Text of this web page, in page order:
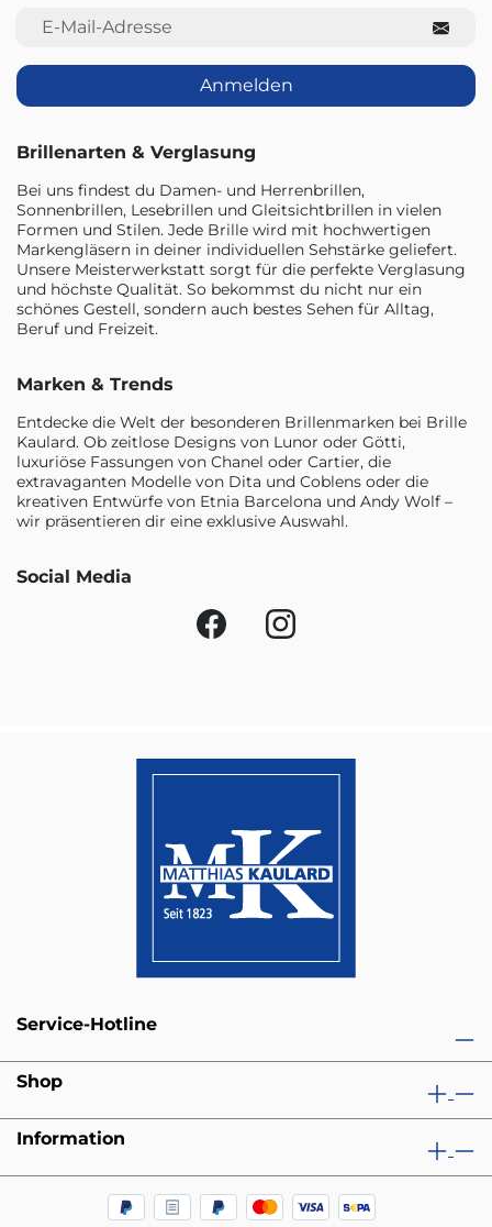
E-Mail-Adresse
Anmelden
Brillenarten & Verglasung
Bei uns findest du Damen- und Herrenbrillen,
Sonnenbrillen, Lesebrillen und Gleitsichtbrillen in vielen
Formen und Stilen. Jede Brille wird mit hochwertigen
Markengläsern in deiner individuellen Sehstärke geliefert.
Unsere Meisterwerkstatt sorgt für die perfekte Verglasung
und höchste Qualität. So bekommst du nicht nur ein
schönes Gestell, sondern auch bestes Sehen für Alltag,
Beruf und Freizeit.
Marken & Trends
Entdecke die Welt der besonderen Brillenmarken bei Brille
Kaulard. Ob zeitlose Designs von Lunor oder Götti,
luxuriöse Fassungen von Chanel oder Cartier, die
extravaganten Modelle von Dita und Coblens oder die
kreativen Entwürfe von Etnia Barcelona und Andy Wolf –
wir präsentieren dir eine exklusive Auswahl.
Social Media
Service-Hotline
Shop
Information